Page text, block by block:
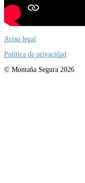
Aviso legal
Política de privacidad
© Montaña Segura 2026